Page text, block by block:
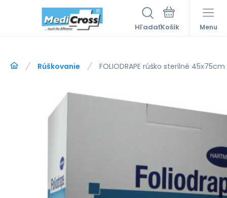
Hľadať Menu
Rúškovanie FOLIODRAPE rúško sterilné